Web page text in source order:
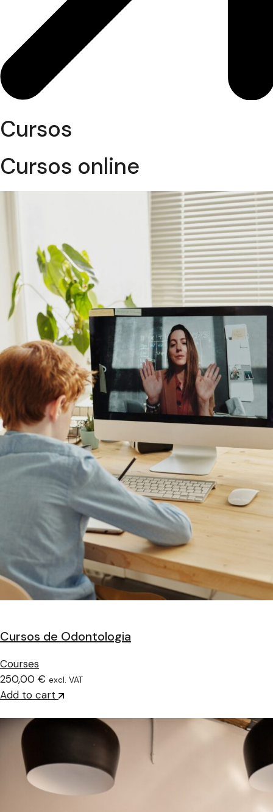
Cursos
Cursos online
Cursos de Odontologia
Courses
250,00 € excl. VAT
Add to cart